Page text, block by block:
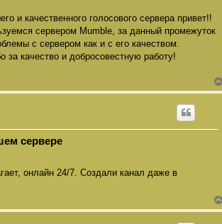
и качественного голосового сервера привет!!
сервером Mumble, за данный промежуток
с сервером как и с его качеством.
за качество и добросовестную работу!
сервере
онлайн 24/7. Создали канал даже в